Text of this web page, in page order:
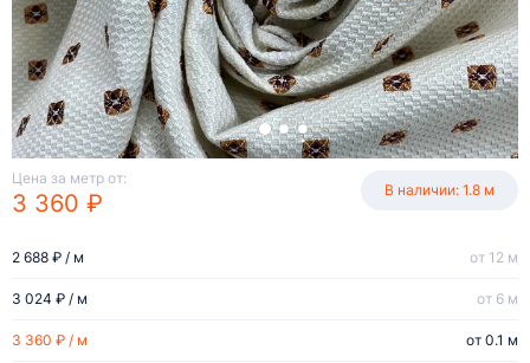
Цена за метр от:
3 360 ₽ В наличии: 1.8 м
3 360 ₽ / м от 0.1 м
3 024 ₽ / м от 6 м
2 688 ₽ / м от 12 м